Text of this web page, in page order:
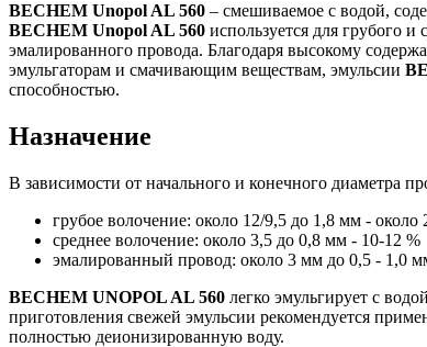
BECHEM Unopol AL 560 – смешиваемое с водой,
BECHEM Unopol AL 560 используется для грубого
эмалированного провода. Благодаря высокому
эмульгаторам и смачивающим веществам, эмульсии
способностью.
Назначение
В зависимости от начального и конечного диаметра
грубое волочение: около 12/9,5 до 1,8 мм - около
среднее волочение: около 3,5 до 0,8 мм - 10-12 %
эмалированный провод: около 3 мм до 0,5 - 1,0
BECHEM UNOPOL AL 560 легко эмульгирует с
приготовления свежей эмульсии рекомендуется
полностью деионизированную воду.